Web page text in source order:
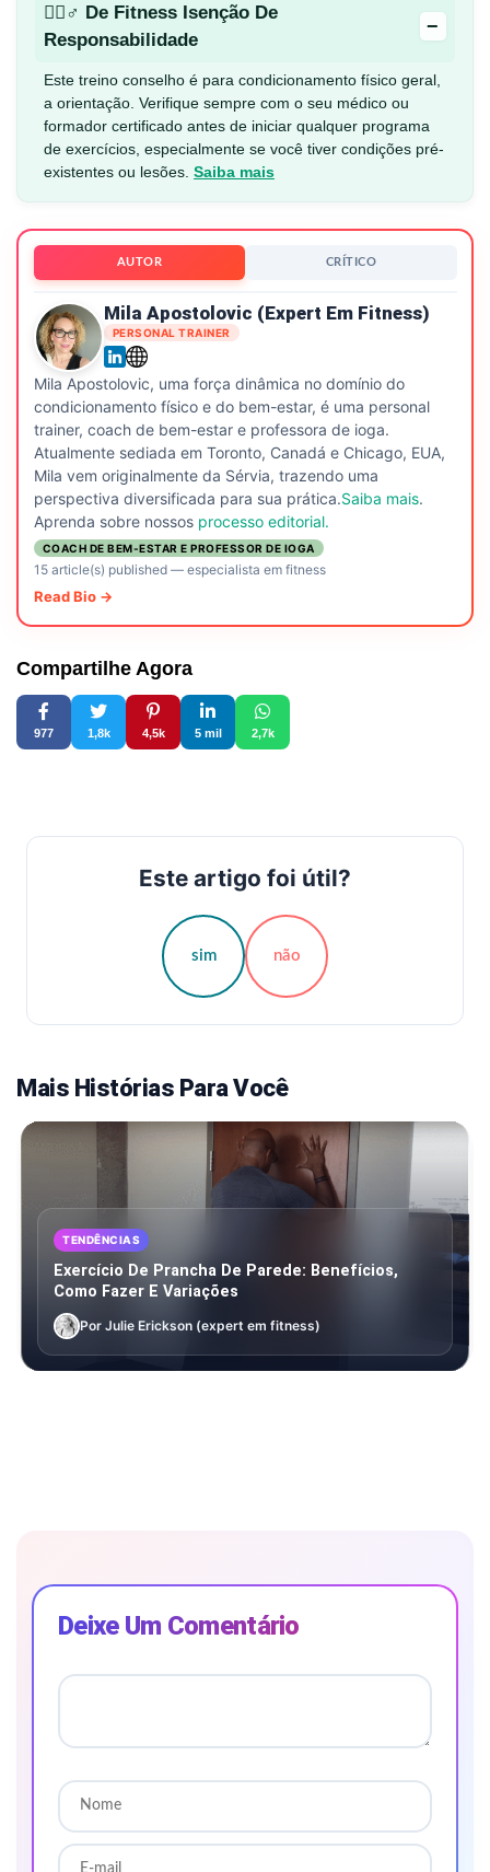
🏋🏻♂️ De Fitness Isenção De
Responsabilidade
−
Este treino conselho é para condicionamento físico geral,
a orientação. Verifique sempre com o seu médico ou
formador certificado antes de iniciar qualquer programa
de exercícios, especialmente se você tiver condições pré-
existentes ou lesões. Saiba mais
AUTOR CRÍTICO
Mila Apostolovic (expert Em Fitness)
PERSONAL TRAINER
Mila Apostolovic, uma força dinâmica no domínio do
condicionamento físico e do bem-estar, é uma personal
trainer, coach de bem-estar e professora de ioga.
Atualmente sediada em Toronto, Canadá e Chicago, EUA,
Mila vem originalmente da Sérvia, trazendo uma
perspectiva diversificada para sua prática.Saiba mais.
Aprenda sobre nossos processo editorial.
COACH DE BEM-ESTAR E PROFESSOR DE IOGA
15 article(s) published— especialista em fitness
Read Bio →
Compartilhe Agora
977 1,8k 4,5k 5 mil 2,7k
Este artigo foi útil?
sim não
Mais Histórias Para Você
TENDÊNCIAS
Exercício De Prancha De Parede: Benefícios,
Como Fazer E Variações
Por Julie Erickson (expert em fitness)
Deixe Um Comentário